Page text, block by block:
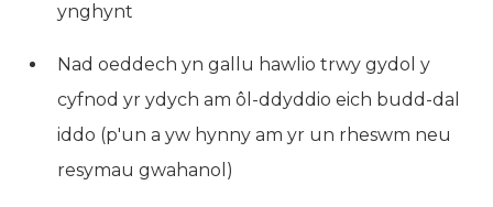
ynghynt
Nad oeddech yn gallu hawlio trwy gydol y
cyfnod yr ydych am ôl-ddyddio eich budd-dal
iddo (p'un a yw hynny am yr un rheswm neu
resymau gwahanol)